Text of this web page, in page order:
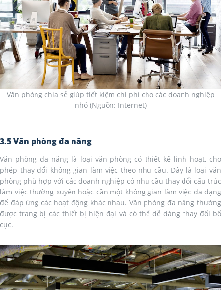
Văn phòng chia sẻ giúp tiết kiệm chi phí cho các doanh nghiệp
nhỏ (Nguồn: Internet)
3.5 Văn phòng đa năng
Văn phòng đa năng là loại văn phòng có thiết kế linh hoạt, cho
phép thay đổi không gian làm việc theo nhu cầu. Đây là loại văn
phòng phù hợp với các doanh nghiệp có nhu cầu thay đổi cấu trúc
làm việc thường xuyên hoặc cần một không gian làm việc đa dạng
để đáp ứng các hoạt động khác nhau. Văn phòng đa năng thường
được trang bị các thiết bị hiện đại và có thể dễ dàng thay đổi bố
cục.